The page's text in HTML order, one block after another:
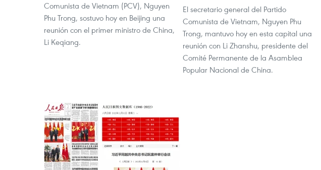
Comunista de Vietnam (PCV), Nguyen
Phu Trong, sostuvo hoy en Beijing una
reunión con el primer ministro de China,
Li Keqiang.
El secretario general del Partido
Comunista de Vietnam, Nguyen Phu
Trong, mantuvo hoy en esta capital una
reunión con Li Zhanshu, presidente del
Comité Permanente de la Asamblea
Popular Nacional de China.